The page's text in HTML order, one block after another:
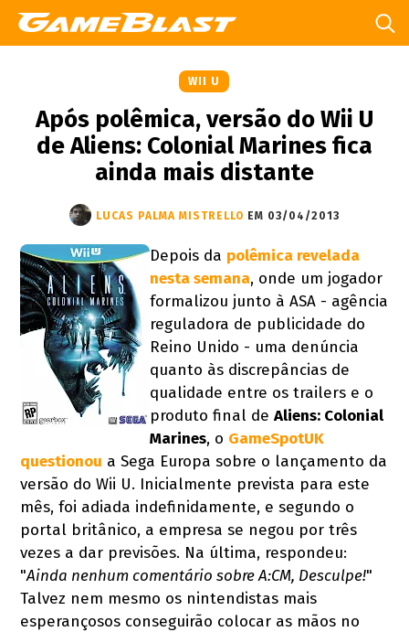
WII U
Após polêmica, versão do Wii U
de Aliens: Colonial Marines fica
ainda mais distante
LUCAS PALMA MISTRELLO EM 03/04/2013
Depois da polêmica revelada
nesta semana, onde um jogador
formalizou junto à ASA - agência
reguladora de publicidade do
Reino Unido - uma denúncia
quanto às discrepâncias de
qualidade entre os trailers e o
produto final deAliens: Colonial
Marines, o GameSpotUK
questionou a Sega Europa sobre o lançamento da
versão do Wii U. Inicialmente prevista para este
mês, foi adiada indefinidamente, e segundo o
portal britânico, a empresa se negou por três
vezes a dar previsões. Na última, respondeu:
"Ainda nenhum comentário sobre A:CM, Desculpe!"
Talvez nem mesmo os nintendistas mais
esperançosos conseguirão colocar as mãos no